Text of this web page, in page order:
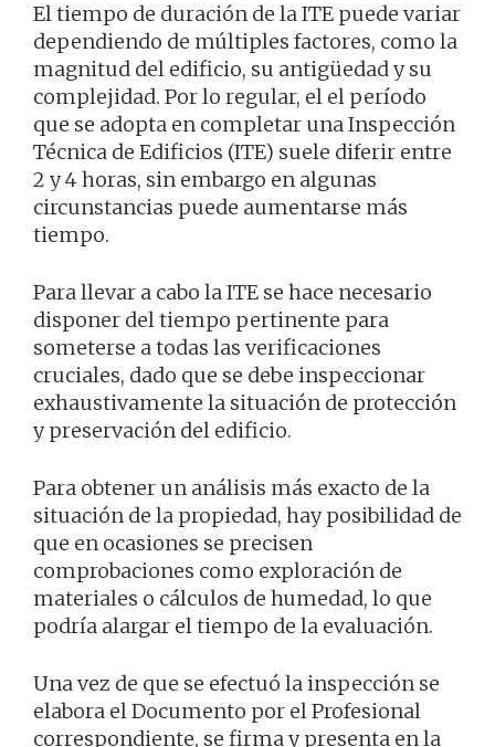
El tiempo de duración de la ITE puede variar
dependiendo de múltiples factores, como la
magnitud del edificio, su antigüedad y su
complejidad. Por lo regular, el el período
que se adopta en completar una Inspección
Técnica de Edificios (ITE) suele diferir entre
2 y 4 horas, sin embargo en algunas
circunstancias puede aumentarse más
tiempo.
Para llevar a cabo la ITE se hace necesario
disponer del tiempo pertinente para
someterse a todas las verificaciones
cruciales, dado que se debe inspeccionar
exhaustivamente la situación de protección
y preservación del edificio.
Para obtener un análisis más exacto de la
situación de la propiedad, hay posibilidad de
que en ocasiones se precisen
comprobaciones como exploración de
materiales o cálculos de humedad, lo que
podría alargar el tiempo de la evaluación.
Una vez de que se efectuó la inspección se
elabora el Documento por el Profesional
correspondiente, se firma y presenta en la